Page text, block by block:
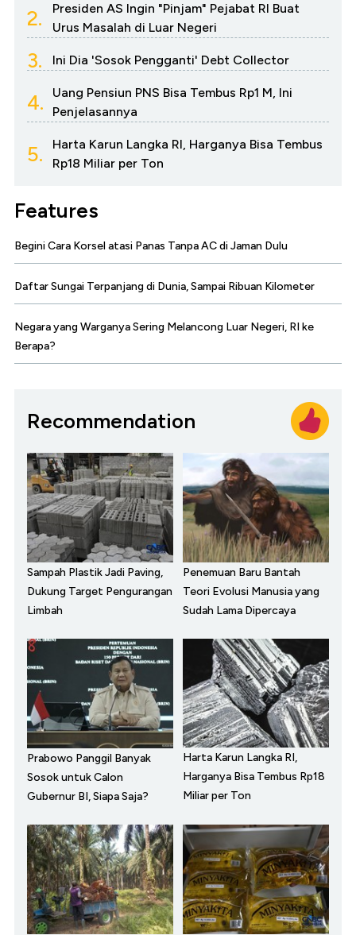
2.
Presiden AS Ingin "Pinjam" Pejabat RI Buat
Urus Masalah di Luar Negeri
3. Ini Dia 'Sosok Pengganti' Debt Collector
4.
Uang Pensiun PNS Bisa Tembus Rp1 M, Ini
Penjelasannya
5.
Harta Karun Langka RI, Harganya Bisa Tembus
Rp18 Miliar per Ton
Features
Begini Cara Korsel atasi Panas Tanpa AC di Jaman Dulu
Daftar Sungai Terpanjang di Dunia, Sampai Ribuan Kilometer
Negara yang Warganya Sering Melancong Luar Negeri, RI ke
Berapa?
Recommendation
Sampah Plastik Jadi Paving,
Dukung Target Pengurangan
Limbah
Penemuan Baru Bantah
Teori Evolusi Manusia yang
Sudah Lama Dipercaya
Prabowo Panggil Banyak
Sosok untuk Calon
Gubernur BI, Siapa Saja?
Harta Karun Langka RI,
Harganya Bisa Tembus Rp18
Miliar per Ton